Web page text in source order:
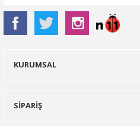
KURUMSAL
SİPARİŞ